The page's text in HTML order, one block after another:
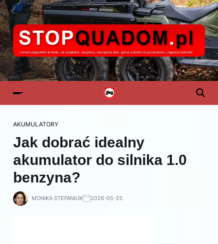
AKUMULATORY
Jak dobrać idealny
akumulator do silnika 1.0
benzyna?
MONIKA STEFANIUK 2026-05-25